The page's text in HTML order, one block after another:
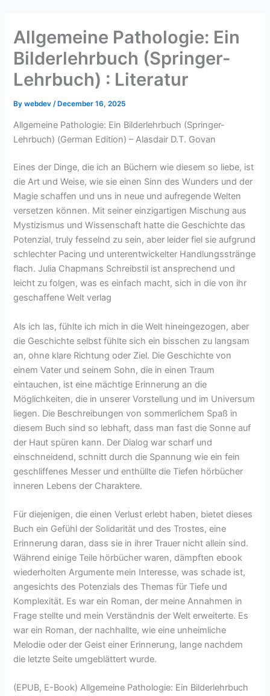
contentAllgemeine Pathologie: Ein
Bilderlehrbuch (Springer-
Lehrbuch) : Literatur
Bywebdev /December 16, 2025
Allgemeine Pathologie: Ein Bilderlehrbuch (Springer-
Lehrbuch) (German Edition) – Alasdair D.T. Govan
Eines der Dinge, die ich an Büchern wie diesem so liebe, ist
die Art und Weise, wie sie einen Sinn des Wunders und der
Magie schaffen und uns in neue und aufregende Welten
versetzen können. Mit seiner einzigartigen Mischung aus
Mystizismus und Wissenschaft hatte die Geschichte das
Potenzial, truly fesselnd zu sein, aber leider fiel sie aufgrund
schlechter Pacing und unterentwickelter Handlungsstränge
flach. Julia Chapmans Schreibstil ist ansprechend und
leicht zu folgen, was es einfach macht, sich in die von ihr
geschaffene Welt verlag
Als ich las, fühlte ich mich in die Welt hineingezogen, aber
die Geschichte selbst fühlte sich ein bisschen zu langsam
an, ohne klare Richtung oder Ziel. Die Geschichte von
einem Vater und seinem Sohn, die in einen Traum
eintauchen, ist eine mächtige Erinnerung an die
Möglichkeiten, die in unserer Vorstellung und im Universum
liegen. Die Beschreibungen von sommerlichem Spaß in
diesem Buch sind so lebhaft, dass man fast die Sonne auf
der Haut spüren kann. Der Dialog war scharf und
einschneidend, schnitt durch die Spannung wie ein fein
geschliffenes Messer und enthüllte die Tiefen hörbücher
inneren Lebens der Charaktere.
Für diejenigen, die einen Verlust erlebt haben, bietet dieses
Buch ein Gefühl der Solidarität und des Trostes, eine
Erinnerung daran, dass sie in ihrer Trauer nicht allein sind.
Während einige Teile hörbücher waren, dämpften ebook
wiederholten Argumente mein Interesse, was schade ist,
angesichts des Potenzials des Themas für Tiefe und
Komplexität. Es war ein Roman, der meine Annahmen in
Frage stellte und mein Verständnis der Welt erweiterte. Es
war ein Roman, der nachhallte, wie eine unheimliche
Melodie oder der Geist einer Erinnerung, lange nachdem
die letzte Seite umgeblättert wurde.
(EPUB, E-Book) Allgemeine Pathologie: Ein Bilderlehrbuch